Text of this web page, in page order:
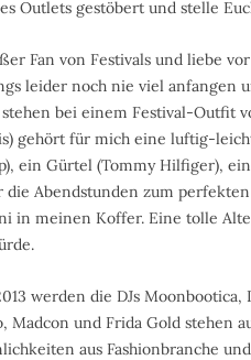
Outlets gestöbert und stelle
Fan von Festivals und liebe
leider noch nie viel anfangen
bei einem Festival-Outfit
gehört für mich eine luftig-
ein Gürtel (Tommy Hilfiger),
die Abendstunden zum
in meinen Koffer. Eine tolle
werden die DJs
Madcon und Frida Gold stehen
aus Fashionbranche